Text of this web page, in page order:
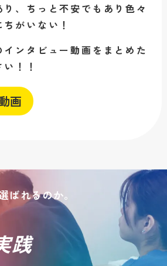
、ちっと不安でもあり色々
がいない！
ンタビュー動画をまとめた
！！
画
ばれるのか。
践